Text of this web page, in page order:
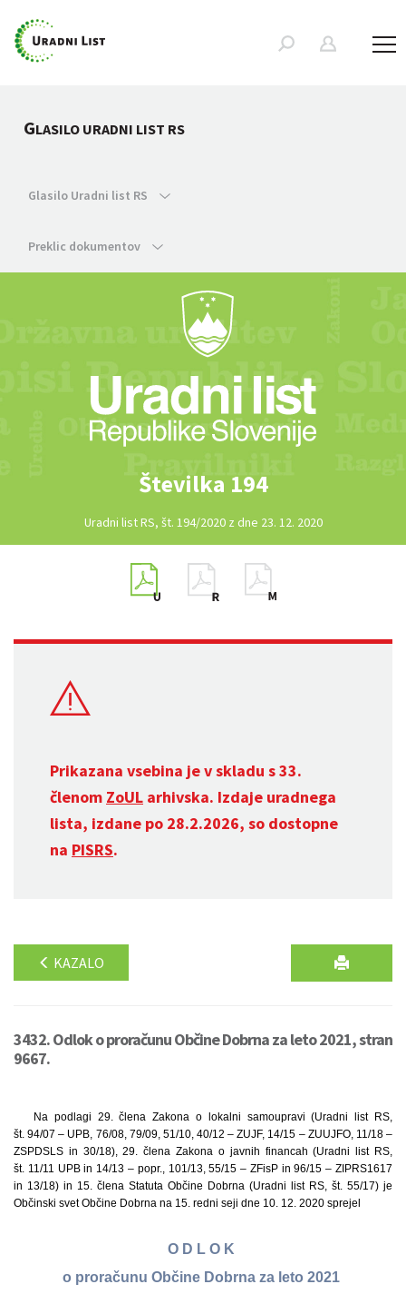
GLASILO URADNI LIST RS
Glasilo Uradni list RS
Preklic dokumentov
Številka 194
Uradni list RS, št. 194/2020 z dne 23. 12. 2020
Prikazana vsebina je v skladu s 33.
členom ZoUL arhivska. Izdaje uradnega
lista, izdane po 28.2.2026, so dostopne
na PISRS.
KAZALO
3432. Odlok o proračunu Občine Dobrna za leto 2021, stran
9667.
Na podlagi 29. člena Zakona o lokalni samoupravi (Uradni list RS,
št. 94/07 – UPB, 76/08, 79/09, 51/10, 40/12 – ZUJF, 14/15 – ZUUJFO, 11/18 –
ZSPDSLS in 30/18), 29. člena Zakona o javnih financah (Uradni list RS,
št. 11/11 UPB in 14/13 – popr., 101/13, 55/15 – ZFisP in 96/15 – ZIPRS1617
in 13/18) in 15. člena Statuta Občine Dobrna (Uradni list RS, št. 55/17) je
Občinski svet Občine Dobrna na 15. redni seji dne 10. 12. 2020 sprejel
O D L O K
o proračunu Občine Dobrna za leto 2021